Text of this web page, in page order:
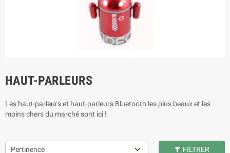
HAUT-PARLEURS
Les haut-parleurs et haut-parleurs Bluetooth les plus beaux et les
moins chers du marché sont ici !
Pertinence FILTRER